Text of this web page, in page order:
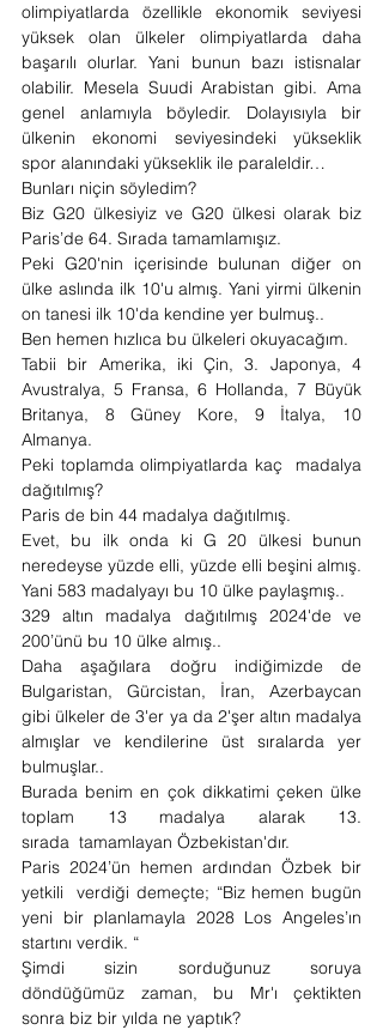
olimpiyatlarda özellikle ekonomik seviyesi
yüksek olan ülkeler olimpiyatlarda daha
başarılı olurlar. Yani bunun bazı istisnalar
olabilir. Mesela Suudi Arabistan gibi. Ama
genel anlamıyla böyledir. Dolayısıyla bir
ülkenin ekonomi seviyesindeki yükseklik
spor alanındaki yükseklik ile paraleldir…
Bunları niçin söyledim?
Biz G20 ülkesiyiz ve G20 ülkesi olarak biz
Paris’de 64. Sırada tamamlamışız.
Peki G20'nin içerisinde bulunan diğer on
ülke aslında ilk 10'u almış. Yani yirmi ülkenin
on tanesi ilk 10'da kendine yer bulmuş..
Ben hemen hızlıca bu ülkeleri okuyacağım.
Tabii bir Amerika, iki Çin, 3. Japonya, 4
Avustralya, 5 Fransa, 6 Hollanda, 7 Büyük
Britanya, 8 Güney Kore, 9 İtalya, 10
Almanya.
Peki toplamda olimpiyatlarda kaç  madalya
dağıtılmış?
Paris de bin 44 madalya dağıtılmış.
Evet, bu ilk onda ki G 20 ülkesi bunun
neredeyse yüzde elli, yüzde elli beşini almış.
Yani 583 madalyayı bu 10 ülke paylaşmış..
329 altın madalya dağıtılmış 2024'de ve
200’ünü bu 10 ülke almış..
Daha aşağılara doğru indiğimizde de
Bulgaristan, Gürcistan, İran, Azerbaycan
gibi ülkeler de 3'er ya da 2'şer altın madalya
almışlar ve kendilerine üst sıralarda yer
bulmuşlar..
Burada benim en çok dikkatimi çeken ülke
toplam 13 madalya alarak 13.
sırada  tamamlayan Özbekistan'dır.
Paris 2024’ün hemen ardından Özbek bir
yetkili  verdiği demeçte; “Biz hemen bugün
yeni bir planlamayla 2028 Los Angeles’ın
startını verdik. “
Şimdi sizin sorduğunuz soruya
döndüğümüz zaman, bu Mr'ı çektikten
sonra biz bir yılda ne yaptık?